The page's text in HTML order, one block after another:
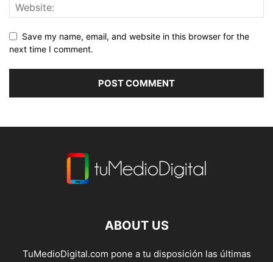
Save my name, email, and website in this browser for the
next time I comment.
ABOUT US
TuMedioDigital.com pone a tu disposición las últimas